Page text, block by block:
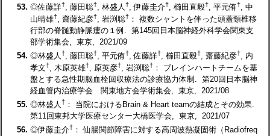
53. ◎佐藤詳†, 藤田聡†, 林盛人†, 伊藤圭介†, 櫛田直毅†, 平元侑†, 中
山晴雄† , 齋藤紀彦† , 岩渕聡† ： 複数シャントを伴った頭蓋頸椎移
行部の脊髄動静脈瘻の１例. 第145回日本脳神経外科学会関東支
部学術集会, 東京, 2021/09
54. ◎林盛人†, 藤田聡†, 平元侑†, 佐藤詳†, 櫛田直毅†, 齋藤紀彦†, 内
孝文† , 木原英雄† , 原英彦† , 岩渕聡† ： ブレインハートチームを基
盤とする急性期脳血栓回収療法の診療協力体制. 第20回日本脳神
経血管内治療学会 関東地方会学術集会, 東京, 2021/08
55. ◎林盛人† ： 当院におけるBrain & Heart teamの結成とその効果.
第11回東邦大学医療センター大橋医学会, 東京, 2021/07
56. ◎伊藤圭介† ： 仙腸関節障害に対する高周波熱凝固術（Radiofreq